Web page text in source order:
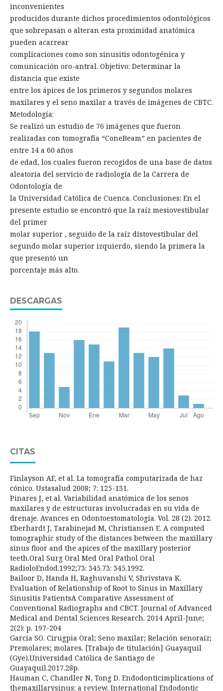
inconvenientes
producidos durante dichos procedimientos odontológicos
que sobrepasan o alteran esta proximidad anatómica
pueden acarrear
complicaciones como son sinusitis odontogénica y
comunicación oro-antral. Objetivo: Determinar la
distancia que existe
entre los ápices de los primeros y segundos molares
maxilares y el seno maxilar a través de imágenes de CBTC.
Metodología:
Se realizó un estudio de 76 imágenes que fueron
realizadas con tomografía “ConeBeam” en pacientes de
entre 14 a 60 años
de edad, los cuales fueron recogidos de una base de datos
aleatoria del servicio de radiología de la Carrera de
Odontología de
la Universidad Católica de Cuenca. Conclusiones: En el
presente estudio se encontró que la raíz mesiovestibular
del primer
molar superior , seguido de la raíz distovestibular del
segundo molar superior izquierdo, siendo la primera la
que presentó un
porcentaje más alto.
DESCARGAS
CITAS
Finlayson AF, et al. La tomografía computarizada de haz
cónico. Ustasalud 2008; 7: 125-131.
Pinares J, et al. Variabilidad anatómica de los senos
maxilares y de estructuras involucradas en su vida de
drenaje. Avances en Odontoestomatología. Vol. 28 (2). 2012.
Eberhardt J, Tarabinejad M, Christiansen E. A computed
tomographic study of the distances between the maxillary
sinus floor and the apices of the maxillary posterior
teeth.Oral Surg Oral Med Oral Pathol Oral
RadioloEndod.1992;73: 345.73: 345.1992.
Bailoor D, Handa H, Raghuvanshi V, Shrivstava K.
Evaluation of Relationship of Root to Sinus in Maxillary
Sinusitis PatientsA Comparative Assessment of
Conventional Radiographs and CBCT. Journal of Advanced
Medical and Dental Sciences Research. 2014 April-June;
2(2): p. 197-204
García SO. Cirugpia Oral; Seno maxilar; Relación senoraíz;
Premolares; molares. [Trabajo de titulación] Guayaquil
(Gye).Universidad Católica de Santiago de
Guayaquil.2017.28p.
Hauman C, Chandler N, Tong D. Endodonticimplications of
themaxillarysinus: a review. International Endodontic